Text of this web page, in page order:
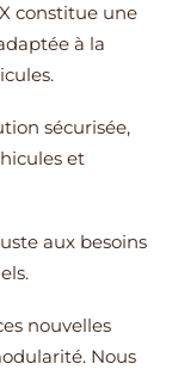
constitue une
à la
sécurisée,
et
aux besoins
nouvelles
Nous